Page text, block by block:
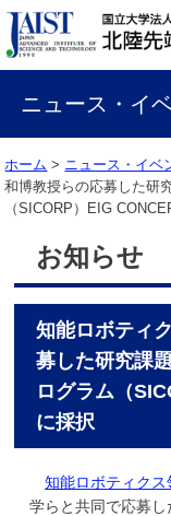
国
学
法
人
北
端
ニュース・イ
ホーム > ニュース・イベ
和博教授らの応募した研
（SICORP）EIG
お知らせ
知能ロボティ
募した研究課
ログラム（
に採択
知能ロボティクス
学らと共同で応募し